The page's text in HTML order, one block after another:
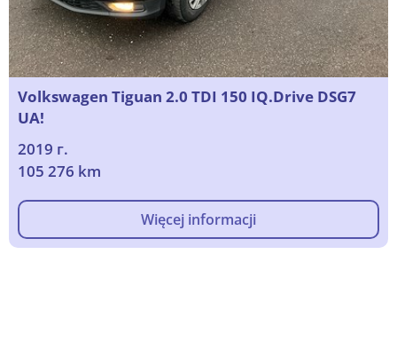
Volkswagen Tiguan 2.0 TDI 150 IQ.Drive DSG7
UA!
2019 г.
105 276 km
Więcej informacji